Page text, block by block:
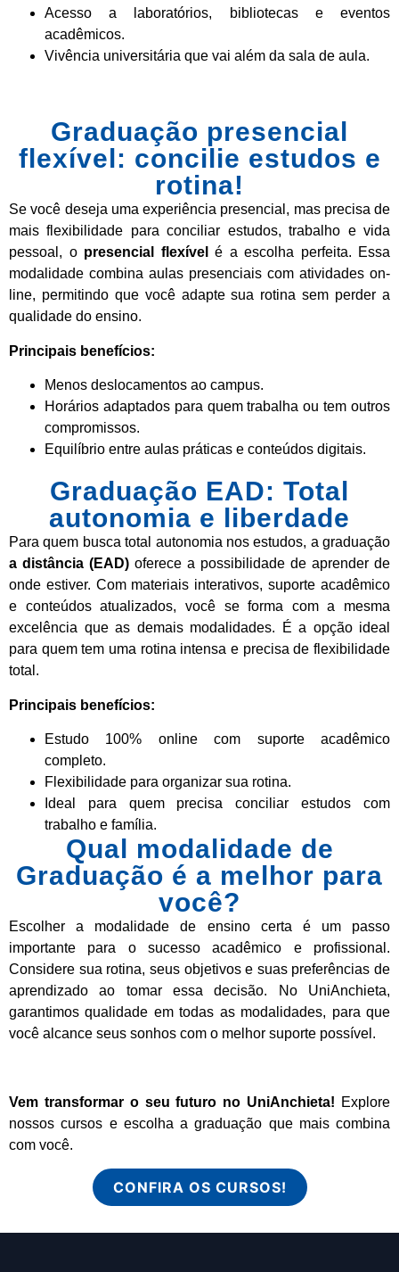
Acesso a laboratórios, bibliotecas e eventos
acadêmicos.
Vivência universitária que vai além da sala de aula.
Graduação presencial
flexível: concilie estudos e
rotina!
Se você deseja uma experiência presencial, mas precisa de
mais flexibilidade para conciliar estudos, trabalho e vida
pessoal, o presencial flexível é a escolha perfeita. Essa
modalidade combina aulas presenciais com atividades on-
line, permitindo que você adapte sua rotina sem perder a
qualidade do ensino.
Principais benefícios:
Menos deslocamentos ao campus.
Horários adaptados para quem trabalha ou tem outros
compromissos.
Equilíbrio entre aulas práticas e conteúdos digitais.
Graduação EAD: Total
autonomia e liberdade
Para quem busca total autonomia nos estudos, a graduação
a distância (EAD) oferece a possibilidade de aprender de
onde estiver. Com materiais interativos, suporte acadêmico
e conteúdos atualizados, você se forma com a mesma
excelência que as demais modalidades. É a opção ideal
para quem tem uma rotina intensa e precisa de flexibilidade
total.
Principais benefícios:
Estudo 100% online com suporte acadêmico
completo.
Flexibilidade para organizar sua rotina.
Ideal para quem precisa conciliar estudos com
trabalho e família.
Qual modalidade de
Graduação é a melhor para
você?
Escolher a modalidade de ensino certa é um passo
importante para o sucesso acadêmico e profissional.
Considere sua rotina, seus objetivos e suas preferências de
aprendizado ao tomar essa decisão. No UniAnchieta,
garantimos qualidade em todas as modalidades, para que
você alcance seus sonhos com o melhor suporte possível.
Vem transformar o seu futuro no UniAnchieta! Explore
nossos cursos e escolha a graduação que mais combina
com você.
CONFIRA OS CURSOS!